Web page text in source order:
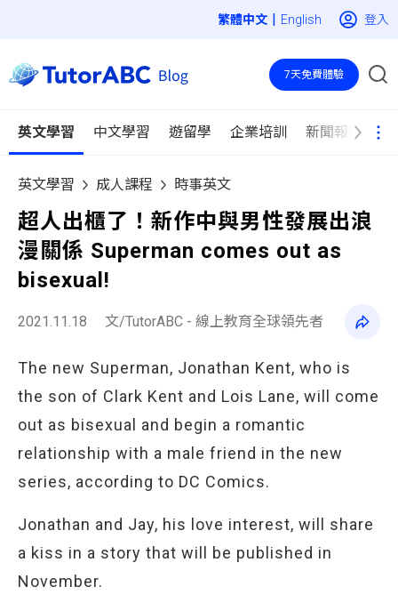
| English 登入
英文學習 中文學習 遊留學 企業培訓 新聞報導
7天免費體驗
英文學習 成人課程 時事英文
超人出櫃了！新作中與男性發展出浪
漫關係 Superman comes out as
bisexual!
2021.11.18 文/TutorABC - 線上教育全球領先者
The new Superman, Jonathan Kent, who is
the son of Clark Kent and Lois Lane, will come
out as bisexual and begin a romantic
relationship with a male friend in the new
series, according to DC Comics.
Jonathan and Jay, his love interest, will share
a kiss in a story that will be published in
November.